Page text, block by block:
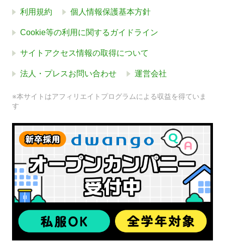
利用規約 個人情報保護基本方針
Cookie等の利用に関するガイドライン
サイトアクセス情報の取得について
法人・プレスお問い合わせ 運営会社
※本サイトはアフィリエイトプログラムによる収益を得ていま
す